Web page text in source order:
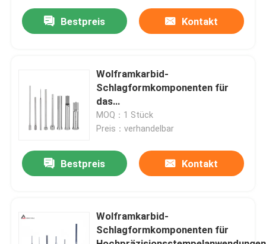
Über uns
Qualitätskontrolle
Kontakt
Referenzen
Dreheneinsätze des Karbids
Bestpreis Kontakt
Wolframkarbid-
Schlagformkomponenten für
das
Hochgeschwindigkeitsstempeln
in der Automobilbauteilindustrie
MOQ：1 Stück
Preis：verhandelbar
Bestpreis Kontakt
Wolframkarbid-
Schlagformkomponenten für